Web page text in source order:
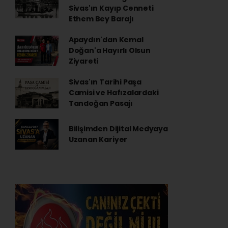
Sivas'ın Kayıp Cenneti
Ethem Bey Barajı
Apaydın'dan Kemal
Doğan'a Hayırlı Olsun
Ziyareti
Sivas'ın Tarihi Paşa
Camisi ve Hafızalardaki
Tandoğan Pasajı
Bilişimden Dijital Medyaya
Uzanan Kariyer